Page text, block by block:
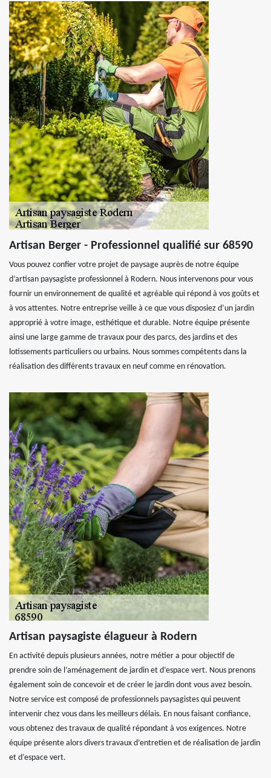
Artisan Berger - Professionnel qualifié sur 68590
Vous pouvez confier votre projet de paysage auprès de notre équipe
d’artisan paysagiste professionnel à Rodern. Nous intervenons pour vous
fournir un environnement de qualité et agréable qui répond à vos goûts et
à vos attentes. Notre entreprise veille à ce que vous disposiez d’un jardin
approprié à votre image, esthétique et durable. Notre équipe présente
ainsi une large gamme de travaux pour des parcs, des jardins et des
lotissements particuliers ou urbains. Nous sommes compétents dans la
réalisation des différents travaux en neuf comme en rénovation.
Artisan paysagiste élagueur à Rodern
En activité depuis plusieurs années, notre métier a pour objectif de
prendre soin de l’aménagement de jardin et d’espace vert. Nous prenons
également soin de concevoir et de créer le jardin dont vous avez besoin.
Notre service est composé de professionnels paysagistes qui peuvent
intervenir chez vous dans les meilleurs délais. En nous faisant confiance,
vous obtenez des travaux de qualité répondant à vos exigences. Notre
équipe présente alors divers travaux d’entretien et de réalisation de jardin
et d’espace vert.